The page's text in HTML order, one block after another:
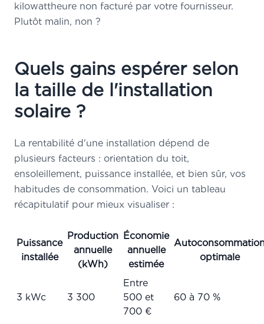
kilowattheure non facturé par votre fournisseur.
Plutôt malin, non ?
Quels gains espérer selon
la taille de l'installation
solaire ?
La rentabilité d'une installation dépend de
plusieurs facteurs : orientation du toit,
ensoleillement, puissance installée, et bien sûr, vos
habitudes de consommation. Voici un tableau
récapitulatif pour mieux visualiser :
Puissance
installée
Production
annuelle
(kWh)
Économie
annuelle
estimée
optimale
3 kWc 3 300
Entre
500 et
700 €
60 à 70 %